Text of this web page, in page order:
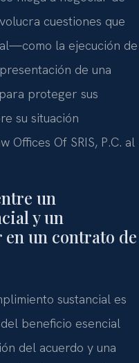
cuestiones que
la ejecución de
de una
proteger sus
su situación
Offices Of SRIS, P.C. al
un
y un
un contrato de
sustancial es
beneficio esencial
del acuerdo y una